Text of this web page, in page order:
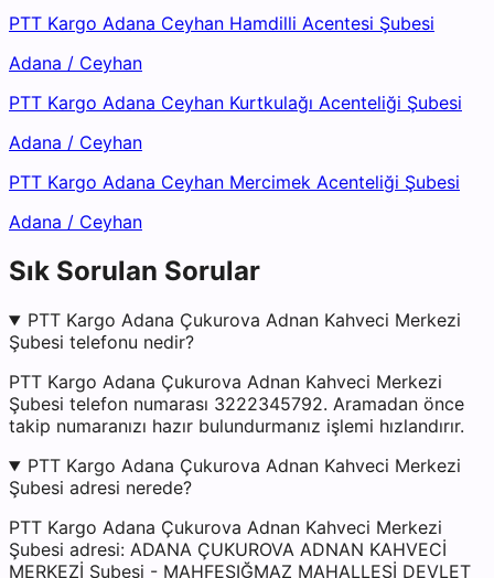
PTT Kargo Adana Ceyhan Hamdilli Acentesi Şubesi
Adana / Ceyhan
PTT Kargo Adana Ceyhan Kurtkulağı Acenteliği Şubesi
Adana / Ceyhan
PTT Kargo Adana Ceyhan Mercimek Acenteliği Şubesi
Adana / Ceyhan
Sık Sorulan Sorular
PTT Kargo Adana Çukurova Adnan Kahveci Merkezi
Şubesi telefonu nedir?
PTT Kargo Adana Çukurova Adnan Kahveci Merkezi
Şubesi telefon numarası 3222345792. Aramadan önce
takip numaranızı hazır bulundurmanız işlemi hızlandırır.
PTT Kargo Adana Çukurova Adnan Kahveci Merkezi
Şubesi adresi nerede?
PTT Kargo Adana Çukurova Adnan Kahveci Merkezi
Şubesi adresi: ADANA ÇUKUROVA ADNAN KAHVECİ
MERKEZİ Şubesi - MAHFESIĞMAZ MAHALLESİ DEVLET